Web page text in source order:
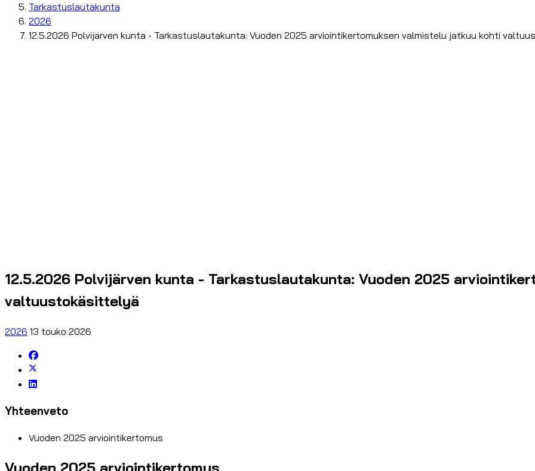
Tarkastuslautakunta
2026
12.5.2026 Polvijärven kunta - Tarkastuslautakunta: Vuoden 2025 arviointikertomuksen valmistelu jatkuu kohti
12.5.2026 Polvijärven kunta - Tarkastuslautakunta: Vuoden 2025
valtuustokäsittelyä
2026 13 touko 2026
Yhteenveto
Vuoden 2025 arviointikertomus